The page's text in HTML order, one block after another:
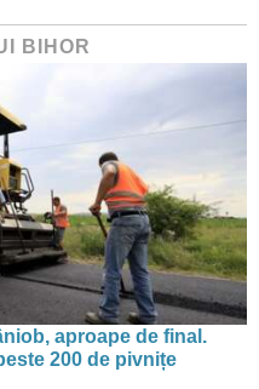
BIHOR
aproape de final.
200 de pivnițe